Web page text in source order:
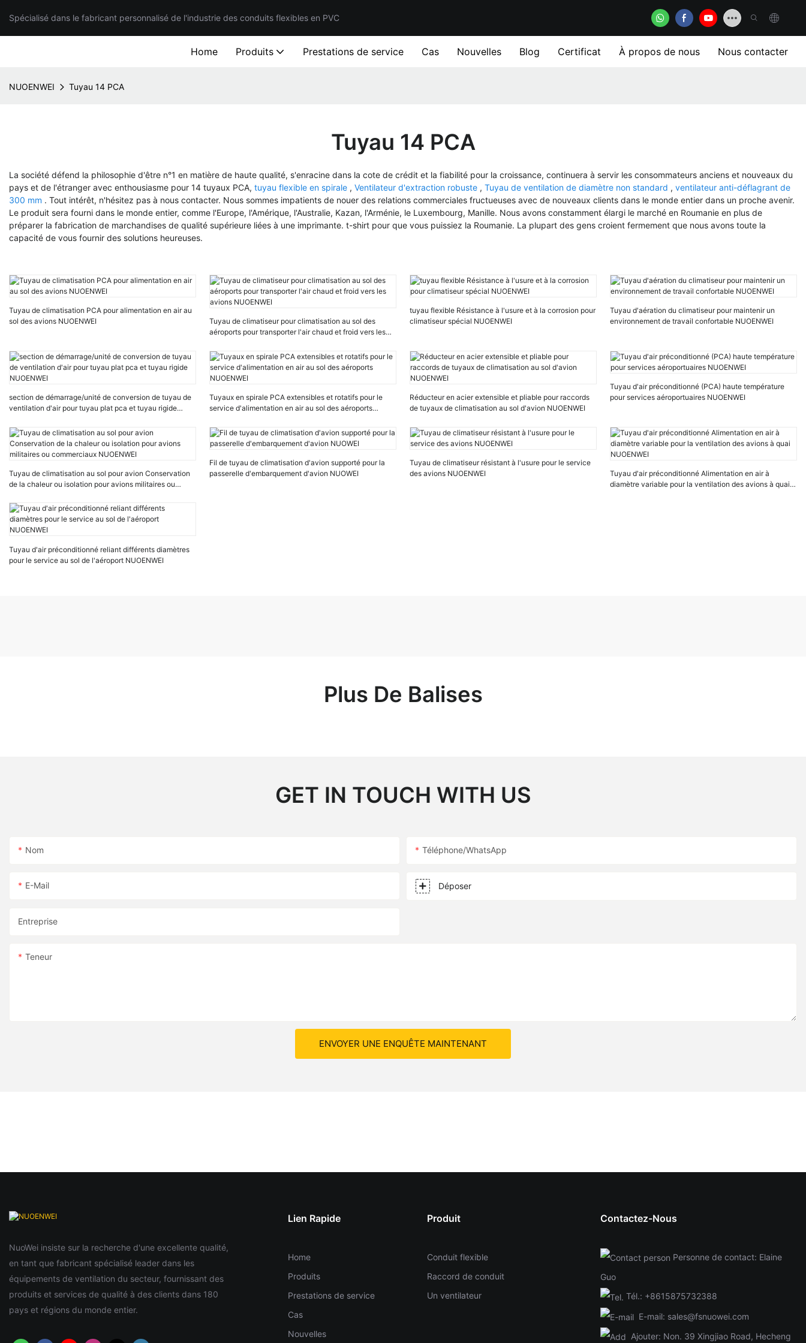
Spécialisé dans le fabricant personnalisé de l'industrie des conduits flexibles en PVC
Home Produits Prestations de service Cas Nouvelles Blog Certificat À propos de nous Nous contacter
NUOENWEI Tuyau 14 PCA
Tuyau 14 PCA
La société défend la philosophie d'être n°1 en matière de haute qualité, s'enracine dans la cote de crédit et la fiabilité pour la croissance, continuera à servir les consommateurs anciens et nouveaux du
pays et de l'étranger avec enthousiasme pour 14 tuyaux PCA, tuyau flexible en spirale , Ventilateur d'extraction robuste , Tuyau de ventilation de diamètre non standard , ventilateur anti-déflagrant de
300 mm . Tout intérêt, n'hésitez pas à nous contacter. Nous sommes impatients de nouer des relations commerciales fructueuses avec de nouveaux clients dans le monde entier dans un proche avenir.
Le produit sera fourni dans le monde entier, comme l'Europe, l'Amérique, l'Australie, Kazan, l'Arménie, le Luxembourg, Manille. Nous avons constamment élargi le marché en Roumanie en plus de
préparer la fabrication de marchandises de qualité supérieure liées à une imprimante. t-shirt pour que vous puissiez la Roumanie. La plupart des gens croient fermement que nous avons toute la
capacité de vous fournir des solutions heureuses.
Tuyau de climatisation PCA pour alimentation en air au
sol des avions NUOENWEI
Tuyau de climatiseur pour climatisation au sol des
aéroports pour transporter l'air chaud et froid vers les
tuyau flexible Résistance à l'usure et à la corrosion pour
climatiseur spécial NUOENWEI
Tuyau d'aération du climatiseur pour maintenir un
environnement de travail confortable NUOENWEI
section de démarrage/unité de conversion de tuyau de
ventilation d'air pour tuyau plat pca et tuyau rigide
Tuyaux en spirale PCA extensibles et rotatifs pour le
service d'alimentation en air au sol des aéroports
Réducteur en acier extensible et pliable pour raccords
de tuyaux de climatisation au sol d'avion NUOENWEI
Tuyau d'air préconditionné (PCA) haute température
pour services aéroportuaires NUOENWEI
Tuyau de climatisation au sol pour avion Conservation
de la chaleur ou isolation pour avions militaires ou
Fil de tuyau de climatisation d'avion supporté pour la
passerelle d'embarquement d'avion NUOWEI
Tuyau de climatiseur résistant à l'usure pour le service
des avions NUOENWEI
Tuyau d'air préconditionné Alimentation en air à
diamètre variable pour la ventilation des avions à quai
Tuyau d'air préconditionné reliant différents diamètres
pour le service au sol de l'aéroport NUOENWEI
Plus De Balises
GET IN TOUCH WITH US
Nom Téléphone/WhatsApp
E-Mail Déposer
Entreprise
Teneur
ENVOYER UNE ENQUÊTE MAINTENANT
NuoWei insiste sur la recherche d'une excellente qualité,
en tant que fabricant spécialisé leader dans les
équipements de ventilation du secteur, fournissant des
produits et services de qualité à des clients dans 180
pays et régions du monde entier.
Lien Rapide
Home
Produits
Prestations de service
Cas
Nouvelles
Produit
Conduit flexible
Raccord de conduit
Un ventilateur
Contactez-Nous
Personne de contact: Elaine
Guo
Tél.: +8615875732388
E-mail: sales@fsnuowei.com
Ajouter: Non. 39 Xingjiao Road, Hecheng